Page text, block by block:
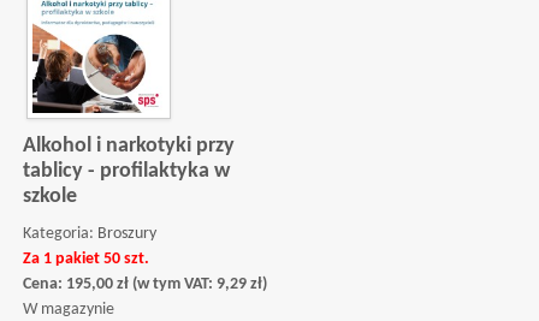
Alkohol i narkotyki przy
tablicy - profilaktyka w
szkole
Kategoria: Broszury
Za 1 pakiet 50 szt.
Cena: 195,00 zł (w tym VAT:9,29 zł)
W magazynie